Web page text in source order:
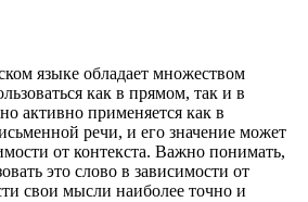
языке обладает множеством
как в прямом, так и в
активно применяется как в
речи, и его значение может
от контекста. Важно понимать,
это слово в зависимости от
свои мысли наиболее точно и